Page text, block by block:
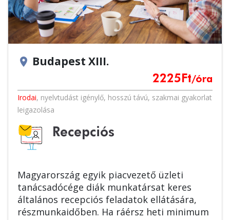
location_on Budapest XIII.
2225 Ft/óra
Irodai, nyelvtudást igénylő, hosszú távú, szakmai gyakorlat
leigazolása
Recepciós
Magyarország egyik piacvezető üzleti
tanácsadócége diák munkatársat keres
általános recepciós feladatok ellátására,
részmunkaidőben. Ha ráérsz heti minimum